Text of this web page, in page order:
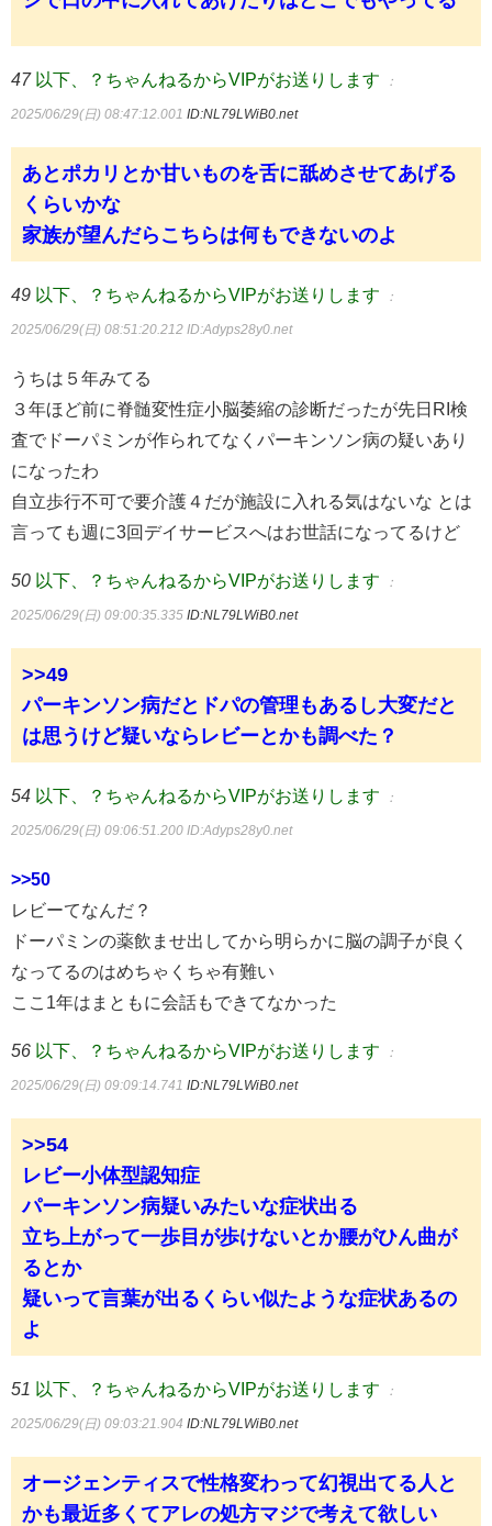
47 以下、？ちゃんねるからVIPがお送りします ：
2025/06/29(日) 08:47:12.001 ID:NL79LWiB0.net
あとポカリとか甘いものを舌に舐めさせてあげる
くらいかな
家族が望んだらこちらは何もできないのよ
49 以下、？ちゃんねるからVIPがお送りします ：
2025/06/29(日) 08:51:20.212 ID:Adyps28y0.net
うちは５年みてる
３年ほど前に脊髄変性症小脳萎縮の診断だったが先日RI検
査でドーパミンが作られてなくパーキンソン病の疑いあり
になったわ
自立歩行不可で要介護４だが施設に入れる気はないな とは
言っても週に3回デイサービスへはお世話になってるけど
50 以下、？ちゃんねるからVIPがお送りします ：
2025/06/29(日) 09:00:35.335 ID:NL79LWiB0.net
>>49
パーキンソン病だとドパの管理もあるし大変だと
は思うけど疑いならレビーとかも調べた？
54 以下、？ちゃんねるからVIPがお送りします ：
2025/06/29(日) 09:06:51.200 ID:Adyps28y0.net
>>50
レビーてなんだ？
ドーパミンの薬飲ませ出してから明らかに脳の調子が良く
なってるのはめちゃくちゃ有難い
ここ1年はまともに会話もできてなかった
56 以下、？ちゃんねるからVIPがお送りします ：
2025/06/29(日) 09:09:14.741 ID:NL79LWiB0.net
>>54
レビー小体型認知症
パーキンソン病疑いみたいな症状出る
立ち上がって一歩目が歩けないとか腰がひん曲が
るとか
疑いって言葉が出るくらい似たような症状あるの
よ
51 以下、？ちゃんねるからVIPがお送りします ：
2025/06/29(日) 09:03:21.904 ID:NL79LWiB0.net
オージェンティスで性格変わって幻視出てる人と
かも最近多くてアレの処方マジで考えて欲しい